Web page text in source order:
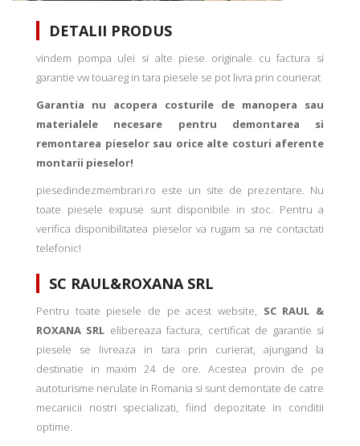
DETALII PRODUS
vindem pompa ulei si alte piese originale cu factura si
garantie vw touareg in tara piesele se pot livra prin courierat
Garantia nu acopera costurile de manopera sau
materialele necesare pentru demontarea si
remontarea pieselor sau orice alte costuri aferente
montarii pieselor!
piesedindezmembrari.ro este un site de prezentare. Nu
toate piesele expuse sunt disponibile in stoc. Pentru a
verifica disponibilitatea pieselor va rugam sa ne contactati
telefonic!
SC RAUL&ROXANA SRL
Pentru toate piesele de pe acest website, SC RAUL &
ROXANA SRL elibereaza factura, certificat de garantie si
piesele se livreaza in tara prin curierat, ajungand la
destinatie in maxim 24 de ore. Acestea provin de pe
autoturisme nerulate in Romania si sunt demontate de catre
mecanicii nostri specializati, fiind depozitate in conditii
optime.